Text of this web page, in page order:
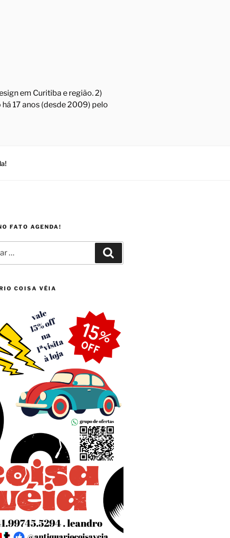
em Curitiba e região. 2)
17 anos (desde 2009) pelo
FATO AGENDA!
COISA VÉIA